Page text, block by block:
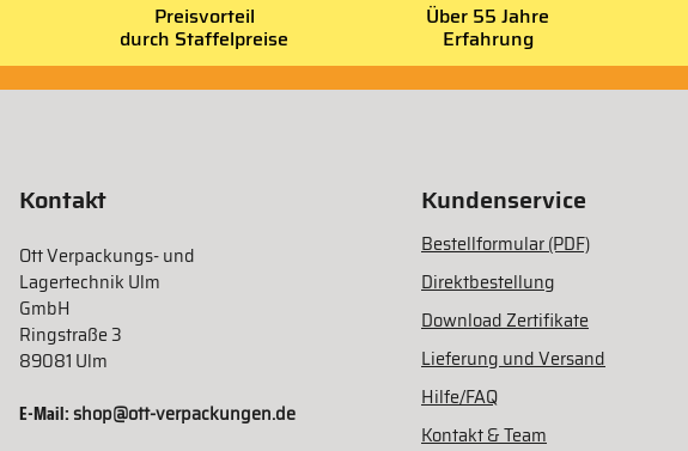
Preisvorteil
durch Staffelpreise
Über 55 Jahre
Erfahrung
Kontakt
Ott Verpackungs- und
Lagertechnik Ulm
GmbH
Ringstraße 3
89081 Ulm
E-Mail:shop@ott-verpackungen.de
Kundenservice
Bestellformular (PDF)
Direktbestellung
Download Zertifikate
Lieferung und Versand
Hilfe/FAQ
Kontakt & Team